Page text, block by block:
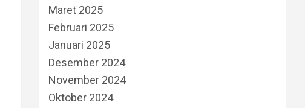
Maret 2025
Februari 2025
Januari 2025
Desember 2024
November 2024
Oktober 2024